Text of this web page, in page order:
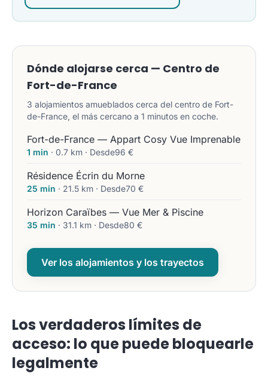
Dónde alojarse cerca — Centro de
Fort-de-France
3 alojamientos amueblados cerca del centro de Fort-
de-France, el más cercano a 1 minutos en coche.
Fort-de-France — Appart Cosy Vue Imprenable
1 min · 0.7 km · Desde96 €
Résidence Écrin du Morne
25 min · 21.5 km · Desde70 €
Horizon Caraïbes — Vue Mer & Piscine
35 min · 31.1 km · Desde80 €
Ver los alojamientos y los trayectos
Los verdaderos límites de
acceso: lo que puede bloquearle
legalmente